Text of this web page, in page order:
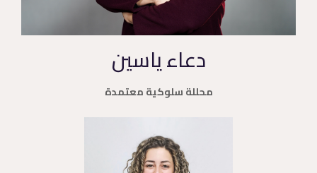
دعاء ياسين
محللة سلوكية معتمدة